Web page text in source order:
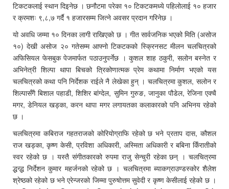
टिकटकलाई स्थान दिइनेछ । छनौटमा परेका १० टिकटकमध्ये पहिलोलाई १० हजार
र क्रमशः ९,८,७ गर्दै १ हजारसम्म जित्ने अवसर प्रदान गरिनेछ ।
यो अवधि जम्मा १० दिनका लागी राखिएको छ । गीत सार्वजनिक भएको मिति (असोज
१०) देखी असोज २० गतेसम्म आफ्नो टिकटकको स्क्रिनसट मीलन चलचित्रको
अफिसियल फेसबुक पेजमार्फत पठाउनुपर्नेछ । कुशल शाह ठकुरी, सलोन बस्नेत र
अभिनेत्री शिल्पा थापा बिचको त्रिकोणात्मक प्रेम कथामा निर्माण भएको यस
चलचित्रको कथा पनि निर्देशक राईले नै लेखेका हुन् । चलचित्रमा कुशल, सलोन र
शिल्पासँगै बिशाल पहाडी, शिशिर बांग्देल, सुमिन गुरुङ, जानुका पौडेल, रेजिना एक्चै
मगर, डेनियल खड्का, करन थापा मगर लगायतका कलाकारको पनि अभिनय रहेको
छ ।
चलचित्रमा कबिराज गहतराजको कोरियोग्राफि रहेको छ भने प्रताप दास, कौशल
राज खड्का, कृष्ण केसी, प्रविशा अधिकारी, अस्मिता अधिकारी र बबिना किँरातीको
स्वर रहेको छ । यस्तै संगीतकारको रुपमा राजु सेन्चुरी रहेका छन् । चलचित्रमा
द्धन्द्ध निर्देशन कुमार महर्जनको रहेको छ । चलचित्रमा ब्याकग्राउण्डस्कोर शैलेश
श्रेष्ठको रहेको छ भने एरेन्जरको जिम्मा पुरुषोत्तम सुवेदी र कृष्ण केसीलाई रहेको छ ।